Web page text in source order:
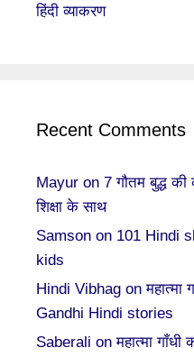
हिंदी व्याकरण
Recent Comments
Mayur on 7 गौतम बुद्ध की
शिक्षा के साथ
Samson on 101 Hindi
kids
Hindi Vibhag onमहात्मा
Gandhi Hindi stories
Saberali onमहात्मा